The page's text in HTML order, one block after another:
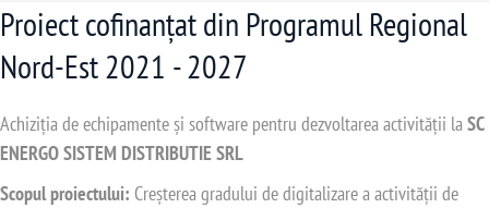
Proiect cofinanțat din Programul Regional
Nord-Est 2021 - 2027
Achiziția de echipamente și software pentru dezvoltarea activității la SC
ENERGO SISTEM DISTRIBUTIE SRL
Scopul proiectului: Creșterea gradului de digitalizare a activității de